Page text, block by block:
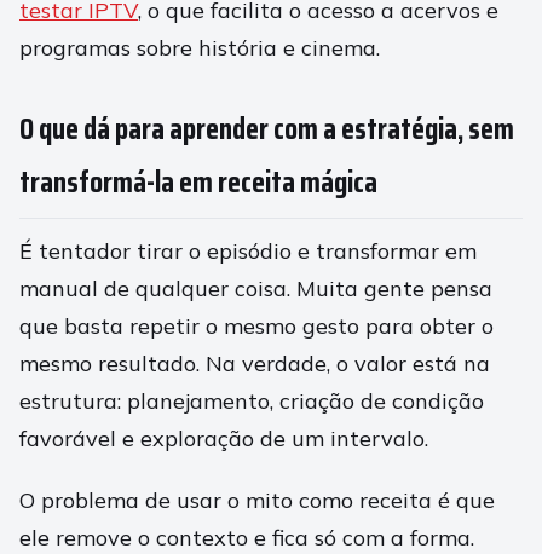
testar IPTV, o que facilita o acesso a acervos e
programas sobre história e cinema.
O que dá para aprender com a estratégia, sem
transformá-la em receita mágica
É tentador tirar o episódio e transformar em
manual de qualquer coisa. Muita gente pensa
que basta repetir o mesmo gesto para obter o
mesmo resultado. Na verdade, o valor está na
estrutura: planejamento, criação de condição
favorável e exploração de um intervalo.
O problema de usar o mito como receita é que
ele remove o contexto e fica só com a forma.